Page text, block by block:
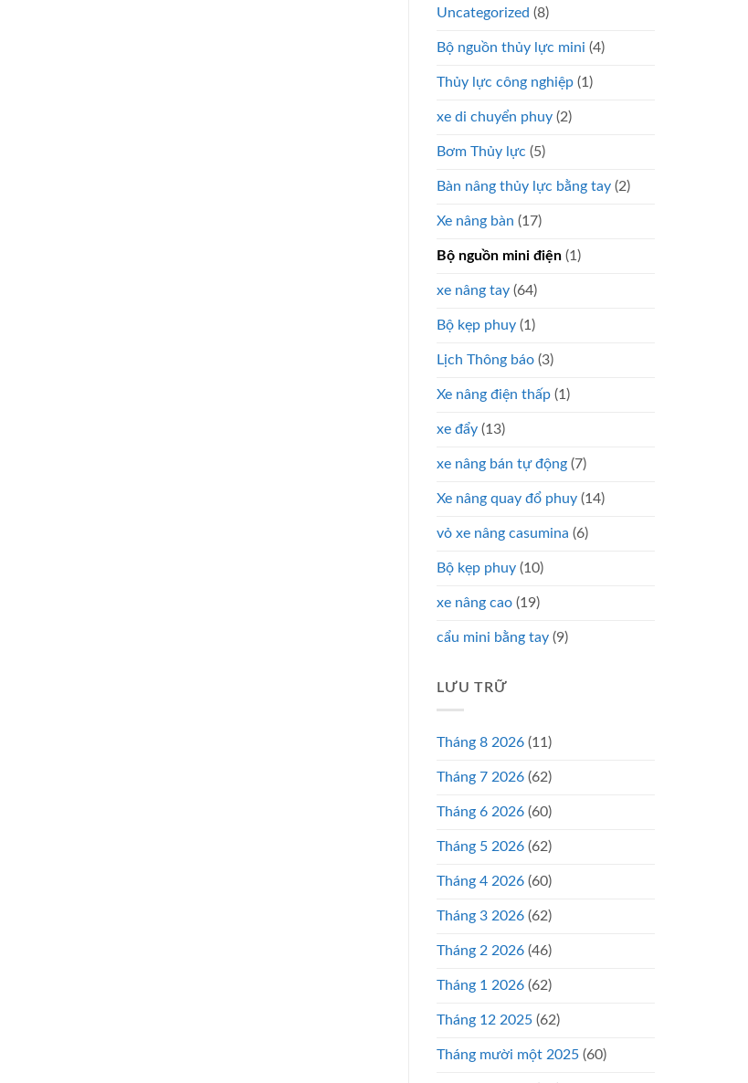
Uncategorized (8)
Bộ nguồn thủy lực mini (4)
Thủy lực công nghiệp (1)
xe di chuyển phuy (2)
Bơm Thủy lực (5)
Bàn nâng thủy lực bằng tay (2)
Xe nâng bàn (17)
Bộ nguồn mini điện (1)
xe nâng tay (64)
Bộ kẹp phuy (1)
Lịch Thông báo (3)
Xe nâng điện thấp (1)
xe đẩy (13)
xe nâng bán tự động (7)
Xe nâng quay đổ phuy (14)
vỏ xe nâng casumina (6)
Bộ kẹp phuy (10)
xe nâng cao (19)
cẩu mini bằng tay (9)
LƯU TRỮ
Tháng 8 2026 (11)
Tháng 7 2026 (62)
Tháng 6 2026 (60)
Tháng 5 2026 (62)
Tháng 4 2026 (60)
Tháng 3 2026 (62)
Tháng 2 2026 (46)
Tháng 1 2026 (62)
Tháng 12 2025 (62)
Tháng mười một 2025 (60)